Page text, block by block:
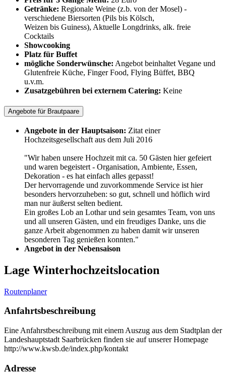
Getränke: Regionale Weine (z.b. von der Mosel) -
verschiedene Biersorten (Pils bis Kölsch,
Weizen bis Guiness), Aktuelle Longdrinks, alk. freie
Cocktails
Showcooking
Platz für Buffet
mögliche Sonderwünsche: Angebot beinhaltet Vegane und
Glutenfreie Küche, Finger Food, Flying Büffet, BBQ
u.v.m.
Zusatzgebühren bei externem Catering: Keine
Angebote für Brautpaare
Angebote in der Hauptsaison: Zitat einer
Hochzeitsgesellschaft aus dem Juli 2016
"Wir haben unsere Hochzeit mit ca. 50 Gästen hier gefeiert
und waren begeistert - Organisation, Ambiente, Essen,
Dekoration - es hat einfach alles gepasst!
Der hervorragende und zuvorkommende Service ist hier
besonders hervorzuheben: so gut, schnell und höflich wird
man nur äußerst selten bedient.
Ein großes Lob an Lothar und sein gesamtes Team, von uns
und all unseren Gästen, und ein freudiges Danke, uns die
ganze Arbeit abgenommen zu haben damit wir unseren
besonderen Tag genießen konnten."
Angebot in der Nebensaison
Lage Winterhochzeitslocation
Routenplaner
Anfahrtsbeschreibung
Eine Anfahrstbeschreibung mit einem Auszug aus dem Stadtplan der
Landeshauptstadt Saarbrücken finden sie auf unserer Homepage
http://www.kwsb.de/index.php/kontakt
Adresse